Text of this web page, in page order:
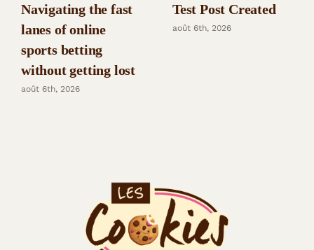
Navigating the fast
lanes of online
sports betting
without getting lost
août 6th, 2026
Test Post Created
août 6th, 2026